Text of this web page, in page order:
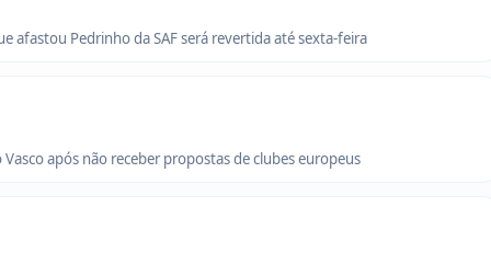
afastou Pedrinho da SAF será revertida até sexta-feira
após não receber propostas de clubes europeus